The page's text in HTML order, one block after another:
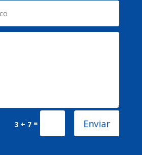
3 + 7 = Enviar